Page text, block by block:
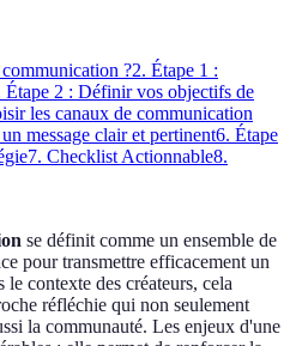
?2. Étape 1 :
Étape 2 : Définir vos objectifs de
les canaux de communication
message clair et pertinent6. Étape
7. Checklist Actionnable8.
se définit comme un ensemble de
pour transmettre efficacement un
contexte des créateurs, cela
réfléchie qui non seulement
la communauté. Les enjeux d'une